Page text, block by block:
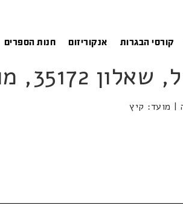
קורסי הבגרות אנקוריזום חנות הספרים